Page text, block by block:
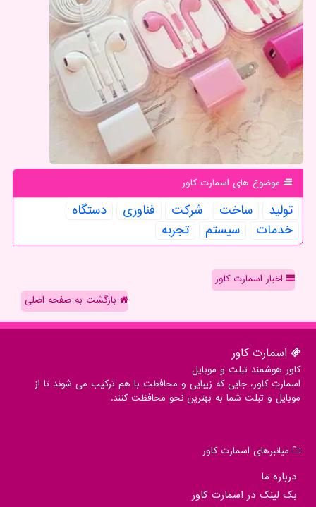
موضوع های اسمارت كاور
تولید ساخت شركت فناوری
دستگاه
خدمات
سیستم تجربه
اخبار اسمارت کاور
بازگشت به صفحه اصلی
اسمارت كاور
کاور هوشمند تبلت و موبایل
اسمارت کاور، جایی که زیبایی و محافظت با هم ترکیب می شوند تا از
موبایل و تبلت شما به بهترین نحو محافظت کنند.
میانبرهای اسمارت كاور
درباره ما
بک لینک در اسمارت كاور